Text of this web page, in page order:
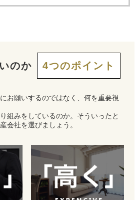
のか 4つのポイント
お願いするのではなく、何を重要視
組みをしているのか。そういったと
会社を選びましょう。